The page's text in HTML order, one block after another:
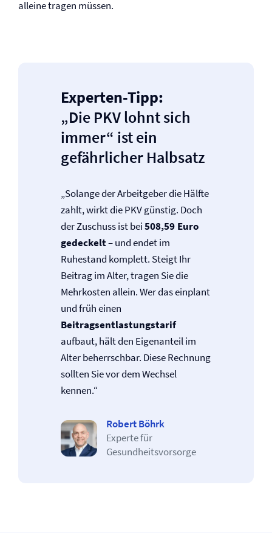
alleine tragen müssen.
Experten-Tipp:
„Die PKV lohnt sich
immer“ ist ein
gefährlicher Halbsatz
„Solange der Arbeitgeber die Hälfte
zahlt, wirkt die PKV günstig. Doch
der Zuschuss ist bei508,59 Euro
gedeckelt– und endet im
Ruhestand komplett. Steigt Ihr
Beitrag im Alter, tragen Sie die
Mehrkosten allein. Wer das einplant
und früh einen
Beitragsentlastungstarif
aufbaut, hält den Eigenanteil im
Alter beherrschbar. Diese Rechnung
sollten Sie vor dem Wechsel
kennen.“
Robert Böhrk
Experte für
Gesundheitsvorsorge